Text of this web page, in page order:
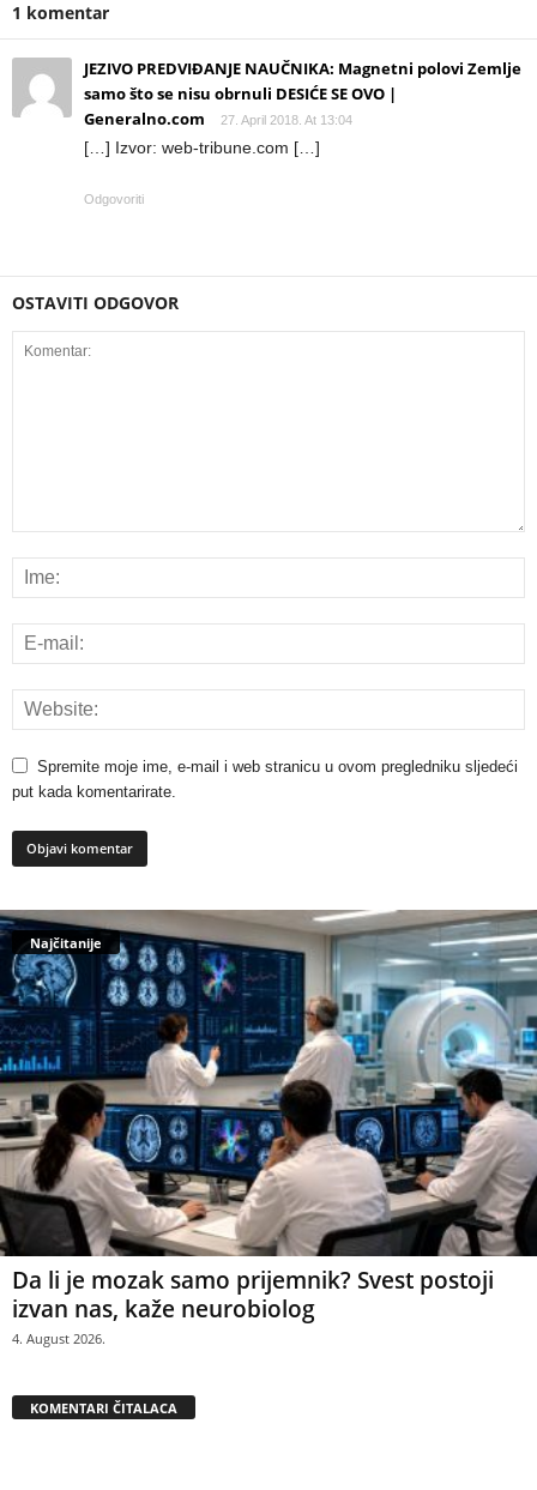
1 komentar
JEZIVO PREDVIĐANJE NAUČNIKA: Magnetni polovi Zemlje
samo što se nisu obrnuli DESIĆE SE OVO |
Generalno.com
27. April 2018. At 13:04
[…] Izvor: web-tribune.com […]
Odgovoriti
OSTAVITI ODGOVOR
Spremite moje ime, e-mail i web stranicu u ovom pregledniku sljedeći
put kada komentarirate.
Najčitanije
Da li je mozak samo prijemnik? Svest postoji
izvan nas, kaže neurobiolog
4. August 2026.
KOMENTARI ČITALACA